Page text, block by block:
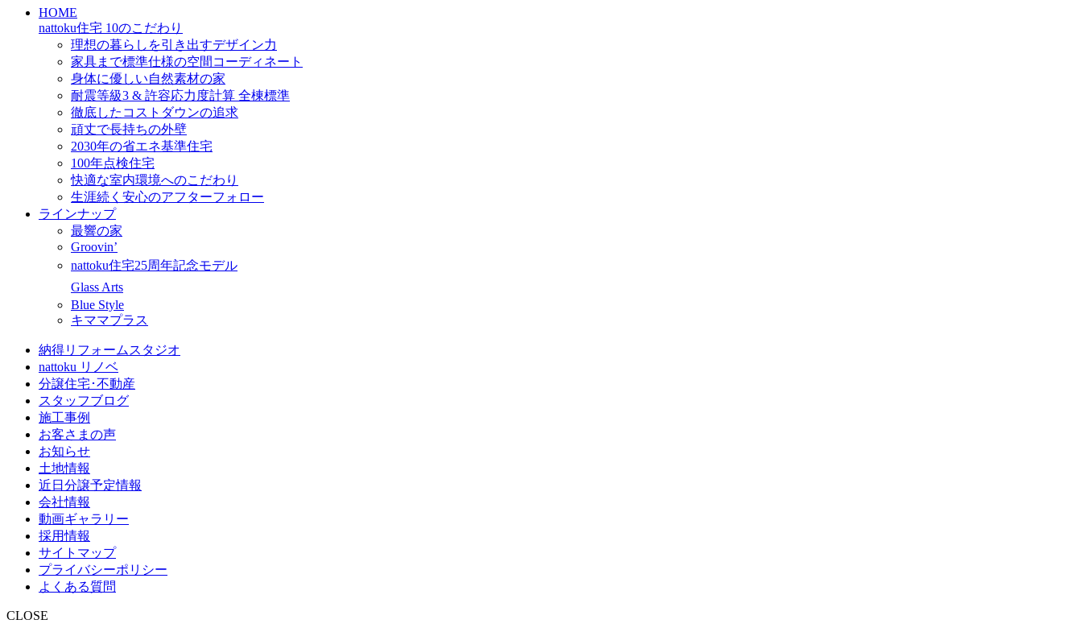
HOME
nattoku住宅 10のこだわり
理想の暮らしを引き出すデザイン力
家具まで標準仕様の空間コーディネート
身体に優しい自然素材の家
耐震等級3 & 許容応力度計算 全棟標準
徹底したコストダウンの追求
頑丈で長持ちの外壁
2030年の省エネ基準住宅
100年点検住宅
快適な室内環境へのこだわり
生涯続く安心のアフターフォロー
ラインナップ
最響の家
Groovin’
nattoku住宅25周年記念モデル
Glass Arts
Blue Style
キママプラス
納得リフォームスタジオ
nattoku リノベ
分譲住宅･不動産
スタッフブログ
施工事例
お客さまの声
お知らせ
土地情報
近日分譲予定情報
会社情報
動画ギャラリー
採用情報
サイトマップ
プライバシーポリシー
よくある質問
CLOSE